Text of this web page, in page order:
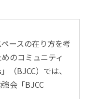
ースの在り方を考
のコミュニティ
（BJCC）では、
会「BJCC